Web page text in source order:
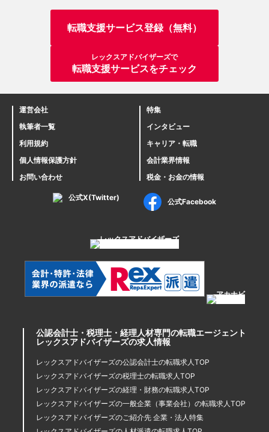
転職支援サービス登録（無料）
レックスアドバイザーズで
転職支援サービスをチェック
運営会社
執筆者一覧
利用規約
個人情報保護方針
お問い合わせ
特集
インタビュー
キャリア・転職
会計業界情報
税金・お金の情報
公式X(Twitter) 公式Facebook
公認会計士・税理士・経理人材専門の転職エージェント
レックスアドバイザーズの求人情報
レックスアドバイザーズの公認会計士の転職求人TOP
レックスアドバイザーズの税理士の転職求人TOP
レックスアドバイザーズの経理・財務の転職求人TOP
レックスアドバイザーズの一般企業（事業会社）の転職求人TOP
レックスアドバイザーズのご紹介先 企業・法人特集